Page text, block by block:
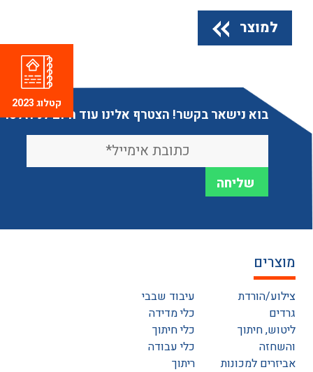
למוצר
בוא נישאר בקשר! הצטרף אלינו עוד היום לניוזלטר
מוצרים
צילוע/הורדת
גרדים
ליטוש, חיתוך
והשחזה
אביזרים למכונות
עיבוד שבבי
כלי מדידה
כלי חיתוך
כלי עבודה
ריתוך
קטלוג 2023